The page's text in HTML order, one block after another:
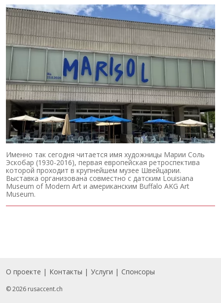
Именно так сегодня читается имя художницы Марии Соль
Эскобар (1930-2016), первая европейская ретроспектива
которой проходит в крупнейшем музее Швейцарии.
Выставка организована совместно с датским Louisiana
Museum of Modern Art и американским Buffalo AKG Art
Museum.
Footer
О проекте Контакты Услуги Спонсоры
© 2026 rusaccent.ch